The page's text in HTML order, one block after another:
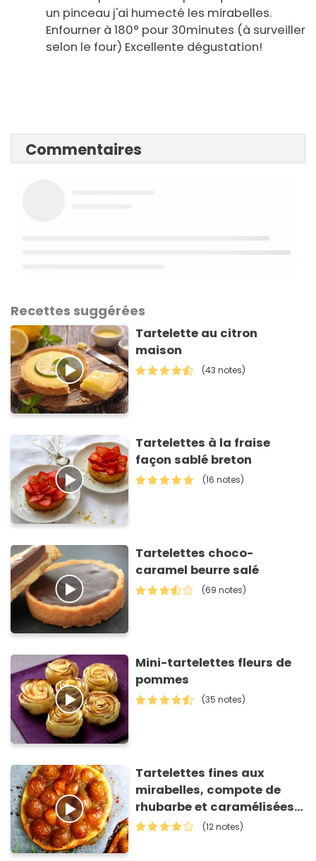
un pinceau j'ai humecté les mirabelles.
Enfourner à 180° pour 30minutes (à surveiller
selon le four) Excellente dégustation!
Commentaires
Recettes suggérées
Tartelette au citron
maison
(43 notes)
Tartelettes à la fraise
façon sablé breton
(16 notes)
Tartelettes choco-
caramel beurre salé
(69 notes)
Mini-tartelettes fleurs de
pommes
(35 notes)
Tartelettes fines aux
mirabelles, compote de
rhubarbe et caramélisées
au miel de romarin
(12 notes)